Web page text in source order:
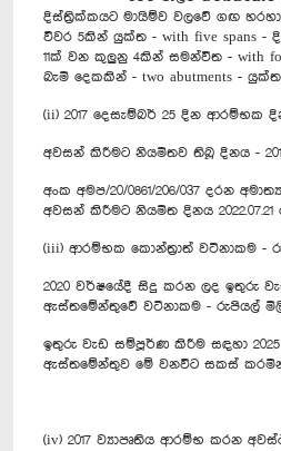
දිස්ත්‍රික්කයට මායිම්ව වලවේ ගඟ
විවර 5කින් යුක්ත - with five spans -
11ක් වන කුලුනු 4කින් සමන්විත - with
බැමි දෙකකින් - two abutments -
(ii) 2017 දෙසැම්බර් 25 දින ආරම්භක
අවසන් කිරීමට නියමිතව තිබූ දිනය
අංක අමප/20/0861/206/037 දරන
අවසන් කිරීමට නියමිත දිනය
(iii) ආරම්භක කොන්ත්‍රාත් වටිනාකම -
2020 වර්ෂයේදී සිදු කරන ලද ඉතුරු
ඇස්තමේන්තුවේ වටිනාකම - රුපියල් මිලියන
ඉතුරු වැඩ සම්පූර්ණ කිරීම සඳහා
ඇස්තමේන්තුව මේ වනවිට සකස්
(iv) 2017 ව්‍යාපෘතිය ආරම්භ කරන